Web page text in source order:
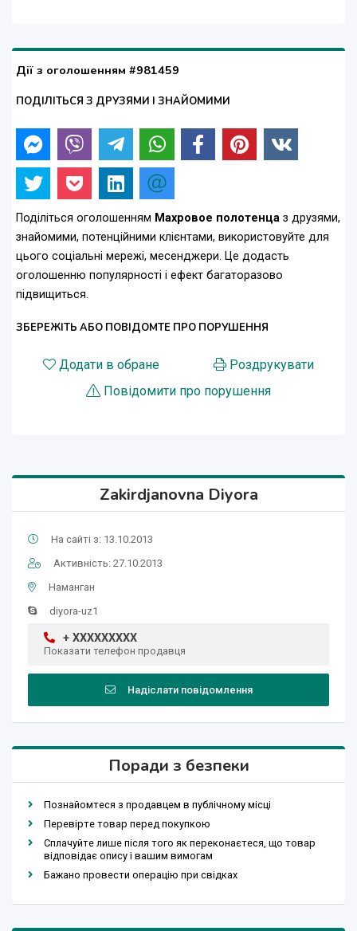
Дії з оголошенням #981459
ПОДІЛІТЬСЯ З ДРУЗЯМИ І ЗНАЙОМИМИ
Поділіться оголошенням Махровое полотенца з друзями,
знайомими, потенційними клієнтами, використовуйте для
цього соціальні мережі, месенджери. Це додасть
оголошенню популярності і ефект багаторазово
підвищиться.
ЗБЕРЕЖІТЬ АБО ПОВІДОМТЕ ПРО ПОРУШЕННЯ
Додати в обране
Роздрукувати
Повідомити про порушення
Zakirdjanovna Diyora
На сайті з: 13.10.2013
Активність: 27.10.2013
Наманган
diyora-uz1
+ XXXXXXXXX
Показати телефон продавця
Надіслати повідомлення
Поради з безпеки
Познайомтеся з продавцем в публічному місці
Перевірте товар перед покупкою
Сплачуйте лише після того як переконаєтеся, що товар
відповідає опису і вашим вимогам
Бажано провести операцію при свідках